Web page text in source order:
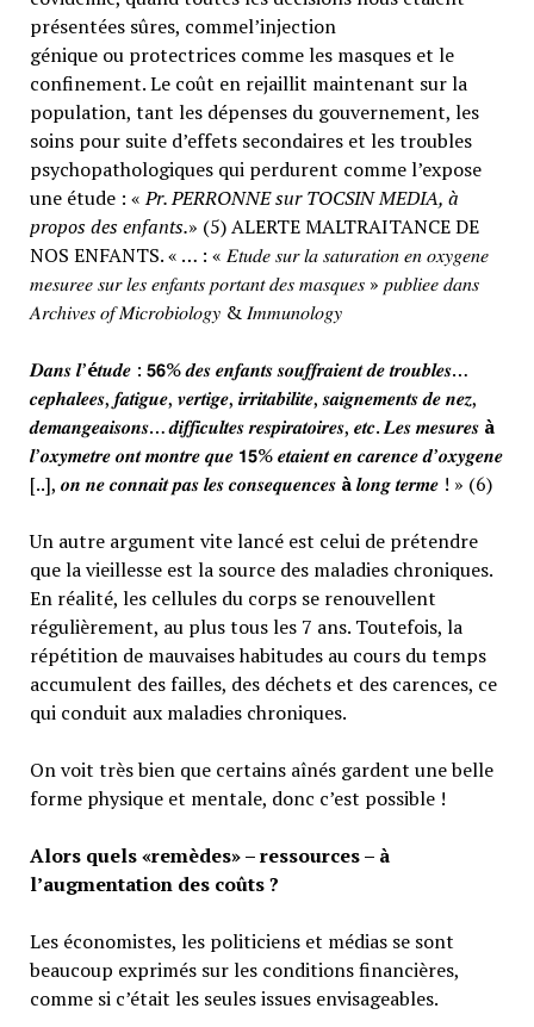
présentées sûres, commel’injection
génique ou protectrices comme les masques et le
confinement. Le coût en rejaillit maintenant sur la
population, tant les dépenses du gouvernement, les
soins pour suite d’effets secondaires et les troubles
psychopathologiques qui perdurent comme l’expose
une étude : «Pr. PERRONNE sur TOCSIN MEDIA, à
propos des enfants.» (5) ALERTE MALTRAITANCE DE
NOS ENFANTS. « … : « 𝐸𝑡𝑢𝑑𝑒 𝑠𝑢𝑟 𝑙𝑎 𝑠𝑎𝑡𝑢𝑟𝑎𝑡𝑖𝑜𝑛 𝑒𝑛 𝑜𝑥𝑦𝑔𝑒𝑛𝑒
𝑚𝑒𝑠𝑢𝑟𝑒𝑒 𝑠𝑢𝑟 𝑙𝑒𝑠 𝑒𝑛𝑓𝑎𝑛𝑡𝑠 𝑝𝑜𝑟𝑡𝑎𝑛𝑡 𝑑𝑒𝑠 𝑚𝑎𝑠𝑞𝑢𝑒𝑠 » 𝑝𝑢𝑏𝑙𝑖𝑒𝑒 𝑑𝑎𝑛𝑠
𝐴𝑟𝑐ℎ𝑖𝑣𝑒𝑠 𝑜𝑓 𝑀𝑖𝑐𝑟𝑜𝑏𝑖𝑜𝑙𝑜𝑔𝑦 & 𝐼𝑚𝑚𝑢𝑛𝑜𝑙𝑜𝑔𝑦
𝑫𝒂𝒏𝒔 𝒍’é𝒕𝒖𝒅𝒆 : 𝟱𝟲% 𝒅𝒆𝒔 𝒆𝒏𝒇𝒂𝒏𝒕𝒔 𝒔𝒐𝒖𝒇𝒇𝒓𝒂𝒊𝒆𝒏𝒕 𝒅𝒆 𝒕𝒓𝒐𝒖𝒃𝒍𝒆𝒔…
𝒄𝒆𝒑𝒉𝒂𝒍𝒆𝒆𝒔, 𝒇𝒂𝒕𝒊𝒈𝒖𝒆, 𝒗𝒆𝒓𝒕𝒊𝒈𝒆, 𝒊𝒓𝒓𝒊𝒕𝒂𝒃𝒊𝒍𝒊𝒕𝒆, 𝒔𝒂𝒊𝒈𝒏𝒆𝒎𝒆𝒏𝒕𝒔 𝒅𝒆 𝒏𝒆𝒛,
𝒅𝒆𝒎𝒂𝒏𝒈𝒆𝒂𝒊𝒔𝒐𝒏𝒔… 𝒅𝒊𝒇𝒇𝒊𝒄𝒖𝒍𝒕𝒆𝒔 𝒓𝒆𝒔𝒑𝒊𝒓𝒂𝒕𝒐𝒊𝒓𝒆𝒔, 𝒆𝒕𝒄. 𝑳𝒆𝒔 𝒎𝒆𝒔𝒖𝒓𝒆𝒔 à
𝒍’𝒐𝒙𝒚𝒎𝒆𝒕𝒓𝒆 𝒐𝒏𝒕 𝒎𝒐𝒏𝒕𝒓𝒆 𝒒𝒖𝒆 𝟭𝟱% 𝒆𝒕𝒂𝒊𝒆𝒏𝒕 𝒆𝒏 𝒄𝒂𝒓𝒆𝒏𝒄𝒆 𝒅’𝒐𝒙𝒚𝒈𝒆𝒏𝒆
[..], 𝒐𝒏 𝒏𝒆 𝒄𝒐𝒏𝒏𝒂𝒊𝒕 𝒑𝒂𝒔 𝒍𝒆𝒔 𝒄𝒐𝒏𝒔𝒆𝒒𝒖𝒆𝒏𝒄𝒆𝒔 à𝒍𝒐𝒏𝒈 𝒕𝒆𝒓𝒎𝒆 ! » (6)
Un autre argument vite lancé est celui de prétendre
que la vieillesse est la source des maladies chroniques.
En réalité, les cellules du corps se renouvellent
régulièrement, au plus tous les 7 ans. Toutefois, la
répétition de mauvaises habitudes au cours du temps
accumulent des failles, des déchets et des carences, ce
qui conduit aux maladies chroniques.
On voit très bien que certains aînés gardent une belle
forme physique et mentale, donc c’est possible !
Alors quels «remèdes» – ressources – à
l’augmentation des coûts ?
Les économistes, les politiciens et médias se sont
beaucoup exprimés sur les conditions financières,
comme si c’était les seules issues envisageables.